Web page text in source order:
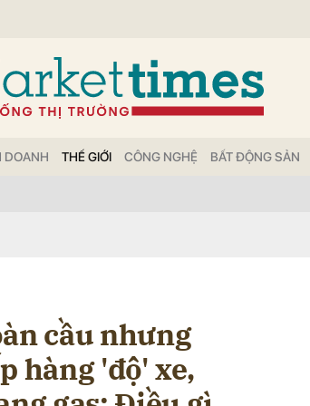
DOANH THẾ GIỚI CÔNG NGHỆ BẤT ĐỘNG SẢN
cầu nhưng
hàng 'độ' xe,